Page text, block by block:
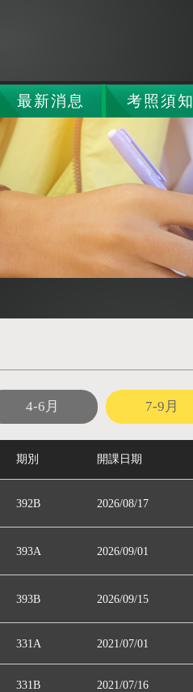
最新消息 考照須知
4-6月 7-9月
期別 開課日期
392B 2026/08/17
393A 2026/09/01
393B 2026/09/15
331A 2021/07/01
331B 2021/07/16